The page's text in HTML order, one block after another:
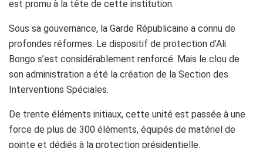
est promu à la tête de cette institution.
Sous sa gouvernance, la Garde Républicaine a connu de
profondes réformes. Le dispositif de protection d’Ali
Bongo s’est considérablement renforcé. Mais le clou de
son administration a été la création de la Section des
Interventions Spéciales.
De trente éléments initiaux, cette unité est passée à une
force de plus de 300 éléments, équipés de matériel de
pointe et dédiés à la protection présidentielle.